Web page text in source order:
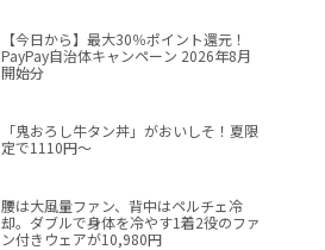
【今日から】最大30％ポイント還元！
PayPay自治体キャンペーン 2026年8月
開始分
「鬼おろし牛タン丼」がおいしそ！夏限
定で1110円～
腰は大風量ファン、背中はペルチェ冷
却。ダブルで身体を冷やす1着2役のファ
ン付きウェアが10,980円